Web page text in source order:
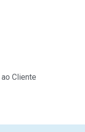
Cliente